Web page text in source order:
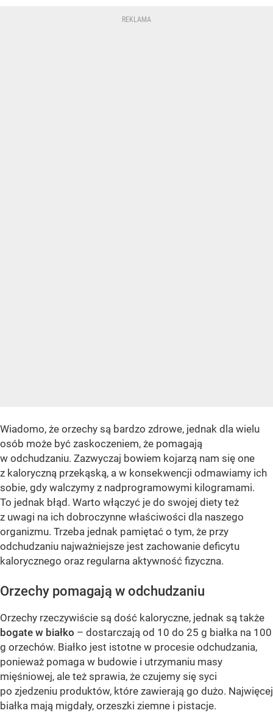
Wiadomo, że orzechy są bardzo zdrowe, jednak dla wielu
osób może być zaskoczeniem, że pomagają
w odchudzaniu. Zazwyczaj bowiem kojarzą nam się one
z kaloryczną przekąską, a w konsekwencji odmawiamy ich
sobie, gdy walczymy z nadprogramowymi kilogramami.
To jednak błąd. Warto włączyć je do swojej diety też
z uwagi na ich dobroczynne właściwości dla naszego
organizmu. Trzeba jednak pamiętać o tym, że przy
odchudzaniu najważniejsze jest zachowanie deficytu
kalorycznego oraz regularna aktywność fizyczna.
Orzechy pomagają w odchudzaniu
Orzechy rzeczywiście są dość kaloryczne, jednak są także
bogate w białko – dostarczają od 10 do 25 g białka na 100
g orzechów. Białko jest istotne w procesie odchudzania,
ponieważ pomaga w budowie i utrzymaniu masy
mięśniowej, ale też sprawia, że czujemy się syci
po zjedzeniu produktów, które zawierają go dużo. Najwięcej
białka mają migdały, orzeszki ziemne i pistacje.